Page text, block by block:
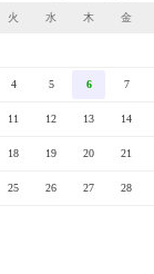
火 水 木 金
4 5 6 7
11 12 13 14
18 19 20 21
25 26 27 28